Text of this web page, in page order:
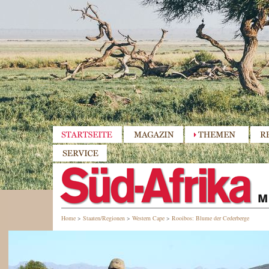
Home > Staaten/Regionen > Western Cape > Rooibos: Blume der Cederberge